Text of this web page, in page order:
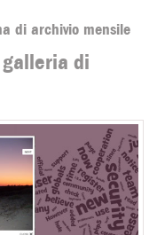
di archivio mensile
di